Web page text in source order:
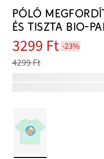
PÓLÓ
ÉS TISZTA BIO-
3299 Ft -23%
4299 Ft